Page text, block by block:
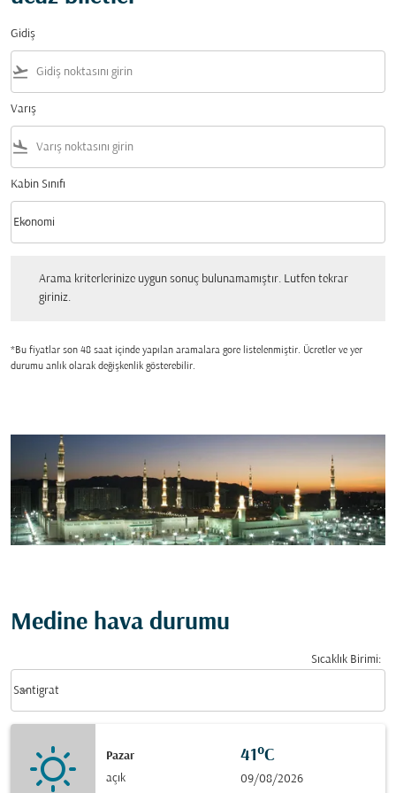
Gidiş
flight_takeoff
Varış
flight_land
Kabin Sınıfı
Kabin Sınıfı option Ekonomi Selected
Ekonomi
keyboard_arrow_down
Arama kriterlerinize uygun sonuç bulunamamıştır. Lutfen tekrar
giriniz.
*Bu fiyatlar son 48 saat içinde yapılan aramalara gore listelenmiştir. Ücretler ve yer
durumu anlık olarak değişkenlik gösterebilir.
Medine hava durumu
Sıcaklık Birimi:
Santigrat
keyboard_arrow_down
Pazar
açık
41°C
09/08/2026